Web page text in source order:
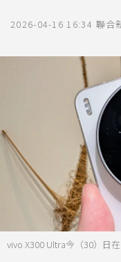
2026-04-16 16:34 聯合
vivo X300 Ultra今（30）日